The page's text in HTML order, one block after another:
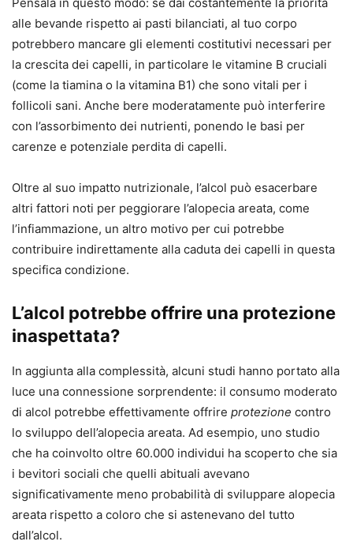
alle bevande rispetto ai pasti bilanciati, al tuo corpo
potrebbero mancare gli elementi costitutivi necessari per
la crescita dei capelli, in particolare le vitamine B cruciali
(come la tiamina o la vitamina B1) che sono vitali per i
follicoli sani. Anche bere moderatamente può interferire
con l’assorbimento dei nutrienti, ponendo le basi per
carenze e potenziale perdita di capelli.
Oltre al suo impatto nutrizionale, l’alcol può esacerbare
altri fattori noti per peggiorare l’alopecia areata, come
l’infiammazione, un altro motivo per cui potrebbe
contribuire indirettamente alla caduta dei capelli in questa
specifica condizione.
L’alcol potrebbe offrire una protezione
inaspettata?
In aggiunta alla complessità, alcuni studi hanno portato alla
luce una connessione sorprendente: il consumo moderato
di alcol potrebbe effettivamente offrire protezione contro
lo sviluppo dell’alopecia areata. Ad esempio, uno studio
che ha coinvolto oltre 60.000 individui ha scoperto che sia
i bevitori sociali che quelli abituali avevano
significativamente meno probabilità di sviluppare alopecia
areata rispetto a coloro che si astenevano del tutto
dall’alcol.